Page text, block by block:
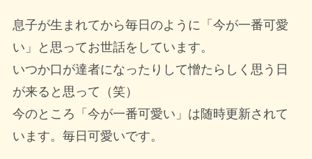
息子が生まれてから毎日のように「今が一番可愛
い」と思ってお世話をしています。
いつか口が達者になったりして憎たらしく思う日
が来ると思って（笑）
今のところ「今が一番可愛い」は随時更新されて
います。毎日可愛いです。